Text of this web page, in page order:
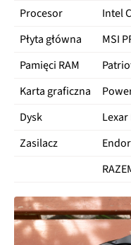
Procesor
Intel
Płyta główna
MSI
Pamięci RAM
Karta graficzna
Dysk
Lexar
Zasilacz